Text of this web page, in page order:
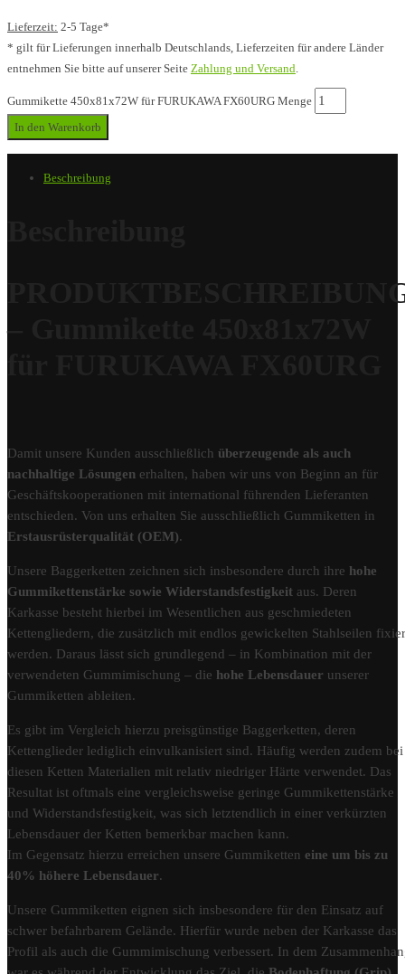
Lieferzeit: 2-5 Tage*
* gilt für Lieferungen innerhalb Deutschlands, Lieferzeiten für andere Länder
entnehmen Sie bitte auf unserer Seite Zahlung und Versand
Gummikette 450x81x72W für FURUKAWA FX60URG Menge
In den Warenkorb
Beschreibung
Damit unsere Kunden ausschließlich überzeugende als auch
nachhaltige Lösungen erhalten, haben wir uns von Beginn an für
Geschäftskooperationen mit international führenden Lieferanten
entschieden. Von uns erhalten Sie ausschließlich Gummiketten in
Erstausrüsterqualität (OEM).
Unsere Baggerketten zeichnen sich insbesondere durch ihre hohe
Gummikettenstärke sowie Widerstandsfestigkeit aus. Deren
Karkasse besteht hierbei im Wesentlichen aus geschmiedeten
Kettengliedern, die zusätzlich mit endlos gewickelten Stahlseilen
werden. Daraus lässt sich grundlegend – in Kombination mit der
verwendeten Gummimischung – die hohe Lebensdauer unserer
Gummiketten ableiten.
Es gibt im Vergleich hierzu preisgünstige Baggerketten, deren
Kettenglieder lediglich einvulkanisiert sind. Häufig werden zudem bei
diesen Ketten Materialien mit relativ niedriger Härte verwendet. Das
Resultat ist oftmals eine vergleichsweise geringe Gummikettenstärke
und Widerstandsfestigkeit, was sich letztendlich in einer verkürzten
Lebensdauer der Ketten bemerkbar machen kann.
Im Gegensatz hierzu erreichen unsere Gummiketten eine um bis zu
40% höhere Lebensdauer.
Unsere Gummiketten eignen sich insbesondere für den Einsatz auf
schwer befahrbarem Gelände. Hierfür wurde neben der Karkasse das
Profil als auch die Gummimischung verbessert. In dem